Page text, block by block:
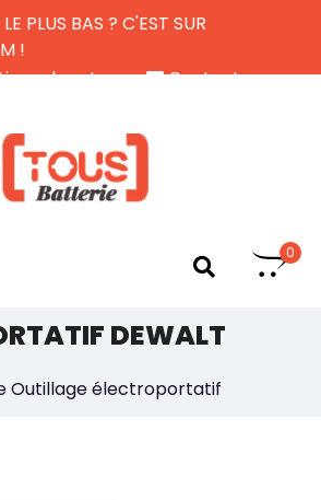
PLUS BAS ? C'EST SUR
!
de retour
Contactez-nous
0
OUTILLAGE
DEWALT
Outillage électroportatif